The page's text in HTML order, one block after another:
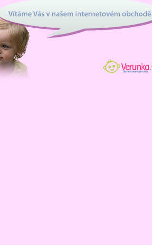
Vítáme Vás v našem internetovém obchodě
Verunka.sk - obchod
nielen pre deti